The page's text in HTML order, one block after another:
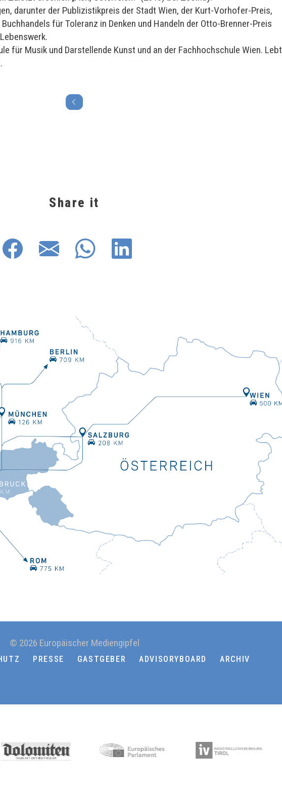
darunter der Publizistikpreis der Stadt Wien, der Kurt-Vorhofer-Preis,
für Toleranz in Denken und Handeln der Otto-Brenner-Preis
für Musik und Darstellende Kunst und an der Fachhochschule Wien. Lebt
Share it
© 2026 Europäischer Mediengipfel
PRESSE GASTGEBER ADVISORYBOARD ARCHIV